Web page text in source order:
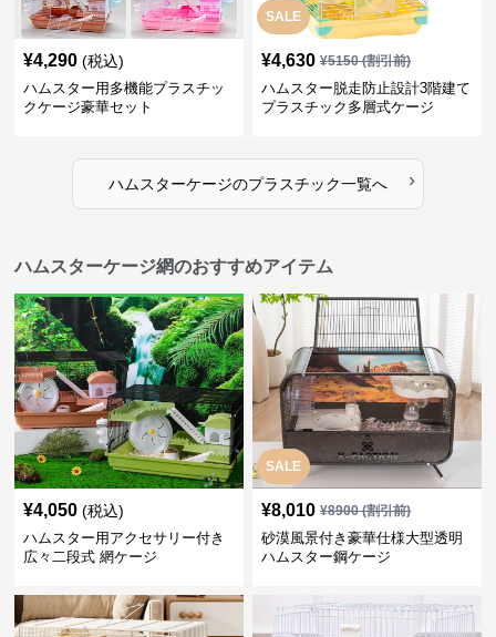
¥4,290 (税込)
ハムスター用多機能プラスチッ
クケージ豪華セット
SALE
¥4,630 ¥5150(割引前)
ハムスター脱走防止設計3階建て
プラスチック多層式ケージ
ハムスターケージのプラスチック一覧へ ›
ハムスターケージ網のおすすめアイテム
¥4,050 (税込)
ハムスター用アクセサリー付き
広々二段式 網ケージ
SALE
¥8,010 ¥8900(割引前)
砂漠風景付き豪華仕様大型透明
ハムスター鋼ケージ